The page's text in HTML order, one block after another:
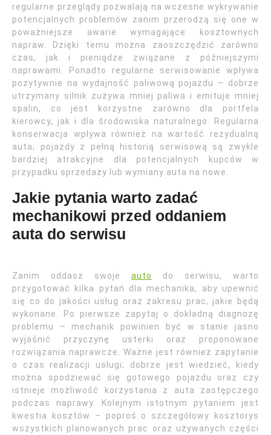
regularne przeglądy pozwalają na wczesne wykrywanie
potencjalnych problemów zanim przerodzą się one w
poważniejsze awarie wymagające kosztownych
napraw. Dzięki temu można zaoszczędzić zarówno
czas, jak i pieniądze związane z późniejszymi
naprawami. Ponadto regularne serwisowanie wpływa
pozytywnie na wydajność paliwową pojazdu – dobrze
utrzymany silnik zużywa mniej paliwa i emituje mniej
spalin, co jest korzystne zarówno dla portfela
kierowcy, jak i dla środowiska naturalnego. Regularna
konserwacja wpływa również na wartość rezydualną
auta; pojazdy z pełną historią serwisową są zwykle
bardziej atrakcyjne dla potencjalnych kupców w
przypadku sprzedaży lub wymiany auta na nowe.
Jakie pytania warto zadać
mechanikowi przed oddaniem
auta do serwisu
Zanim oddasz swoje auto
do serwisu, warto
przygotować kilka pytań dla mechanika, aby upewnić
się co do jakości usług oraz zakresu prac, jakie będą
wykonane. Po pierwsze zapytaj o dokładną diagnozę
problemu – mechanik powinien być w stanie jasno
wyjaśnić przyczynę usterki oraz proponowane
rozwiązania naprawcze. Ważne jest również zapytanie
o czas realizacji usługi; dobrze jest wiedzieć, kiedy
można spodziewać się gotowego pojazdu oraz czy
istnieje możliwość korzystania z auta zastępczego
podczas naprawy. Kolejnym istotnym pytaniem jest
kwestia kosztów – poproś o szczegółowy kosztorys
wszystkich planowanych prac oraz używanych części